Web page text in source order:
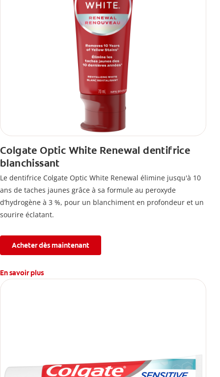
Colgate Optic White Renewal dentifrice
blanchissant
Le dentifrice Colgate Optic White Renewal élimine jusqu'à 10
ans de taches jaunes grâce à sa formule au peroxyde
d’hydrogène à 3 %, pour un blanchiment en profondeur et un
sourire éclatant.
Acheter dès maintenant
En savoir plus